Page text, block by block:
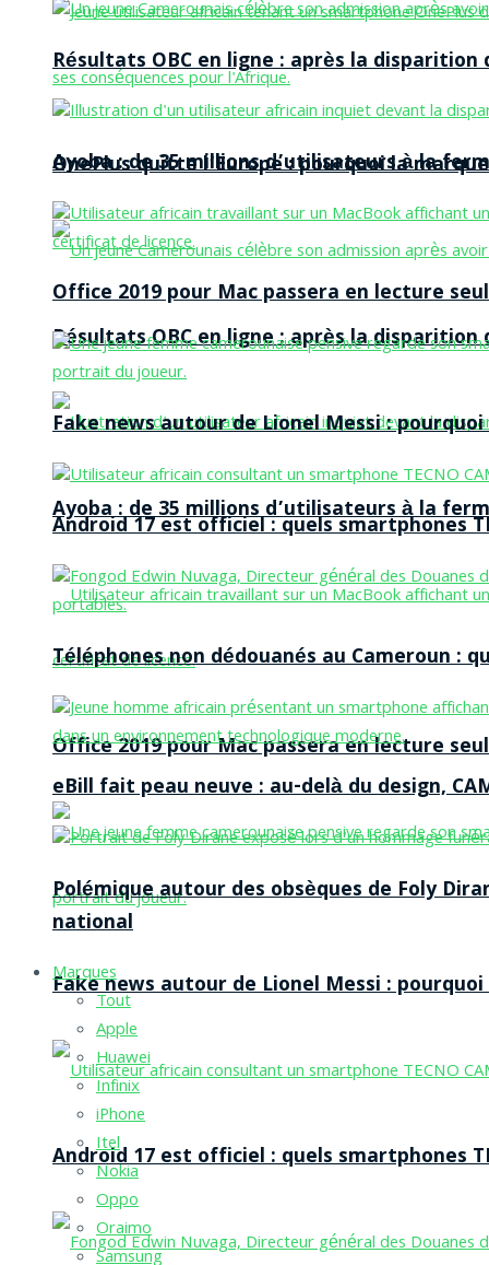
OnePlus quitte l’Europe : pourquoi la
Résultats OBC en ligne : après la disparition
Ayoba : de 35 millions d’utilisateurs à la
Office 2019 pour Mac passera en lecture
Fake news autour de Lionel Messi :
Android 17 est officiel : quels smartphones
Résultats OBC en ligne : après la disparition
Ayoba : de 35 millions d’utilisateurs à la
Office 2019 pour Mac passera en lecture
Fake news autour de Lionel Messi :
Android 17 est officiel : quels smartphones
Téléphones non dédouanés au Cameroun :
eBill fait peau neuve : au-delà du design,
Polémique autour des obsèques de Foly
national
Marques
Tout
Apple
Huawei
Infinix
iPhone
Itel
Nokia
Oppo
Oraimo
Samsung